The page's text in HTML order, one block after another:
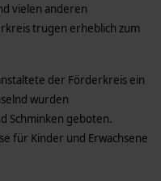
vielen anderen
trugen erheblich zum
der Förderkreis ein
wurden
Schminken geboten.
für Kinder und Erwachsene